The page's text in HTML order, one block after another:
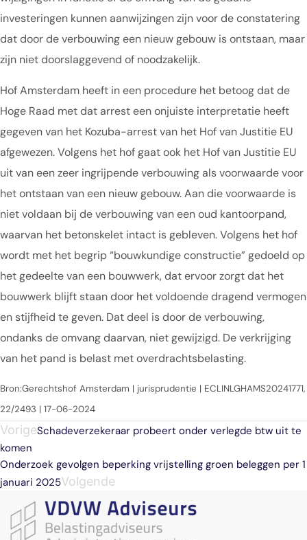
investeringen kunnen aanwijzingen zijn voor de constatering
dat door de verbouwing een nieuw gebouw is ontstaan, maar
zijn niet doorslaggevend of noodzakelijk.
Hof Amsterdam heeft in een procedure het betoog dat de
Hoge Raad met dat arrest een onjuiste interpretatie heeft
gegeven van het Kozuba-arrest van het Hof van Justitie EU
afgewezen. Volgens het hof gaat ook het Hof van Justitie EU
uit van een zeer ingrijpende verbouwing als voorwaarde voor
het ontstaan van een nieuw gebouw. Aan die voorwaarde is
niet voldaan bij de verbouwing van een oud kantoorpand,
waarvan het betonskelet intact is gebleven. Volgens het hof
wordt met het begrip “bouwkundige constructie” gedoeld op
het gedeelte van een bouwwerk, dat ervoor zorgt dat het
bouwwerk blijft staan door het voldoende dragend vermogen
en stijfheid te geven. Dat deel is door de verbouwing,
ondanks de omvang daarvan, niet gewijzigd. De verkrijging
van het pand is belast met overdrachtsbelasting.
Bron:Gerechtshof Amsterdam | jurisprudentie | ECLINLGHAMS20241771,
22/2493 | 17-06-2024
VorigeSchadeverzekeraar probeert onder verlegde btw uit te
komen
Onderzoek gevolgen beperking vrijstelling groen beleggen per 1
januari 2025Volgende